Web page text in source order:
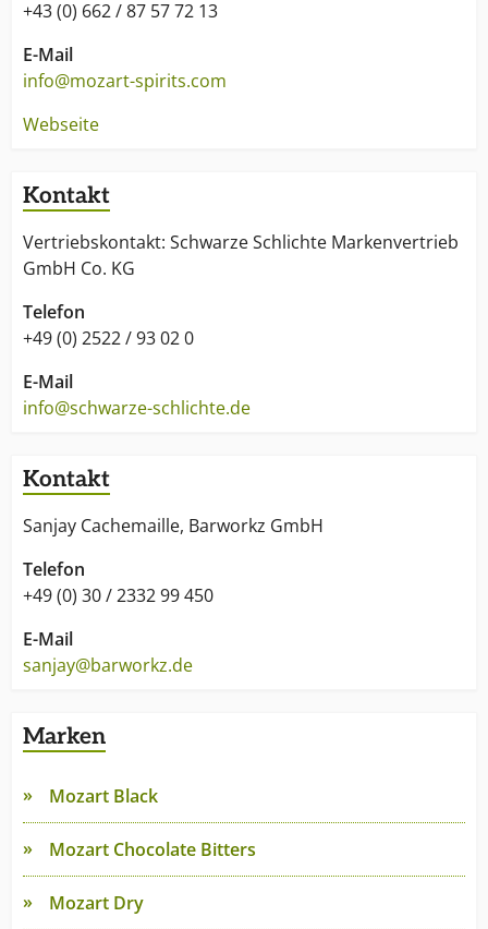
+43 (0) 662 / 87 57 72 13
E-Mail
info@mozart-spirits.com
Webseite
Kontakt
Vertriebskontakt: Schwarze Schlichte Markenvertrieb
GmbH Co. KG
Telefon
+49 (0) 2522 / 93 02 0
E-Mail
info@schwarze-schlichte.de
Kontakt
Sanjay Cachemaille, Barworkz GmbH
Telefon
+49 (0) 30 / 2332 99 450
E-Mail
sanjay@barworkz.de
Marken
Mozart Black
Mozart Chocolate Bitters
Mozart Dry